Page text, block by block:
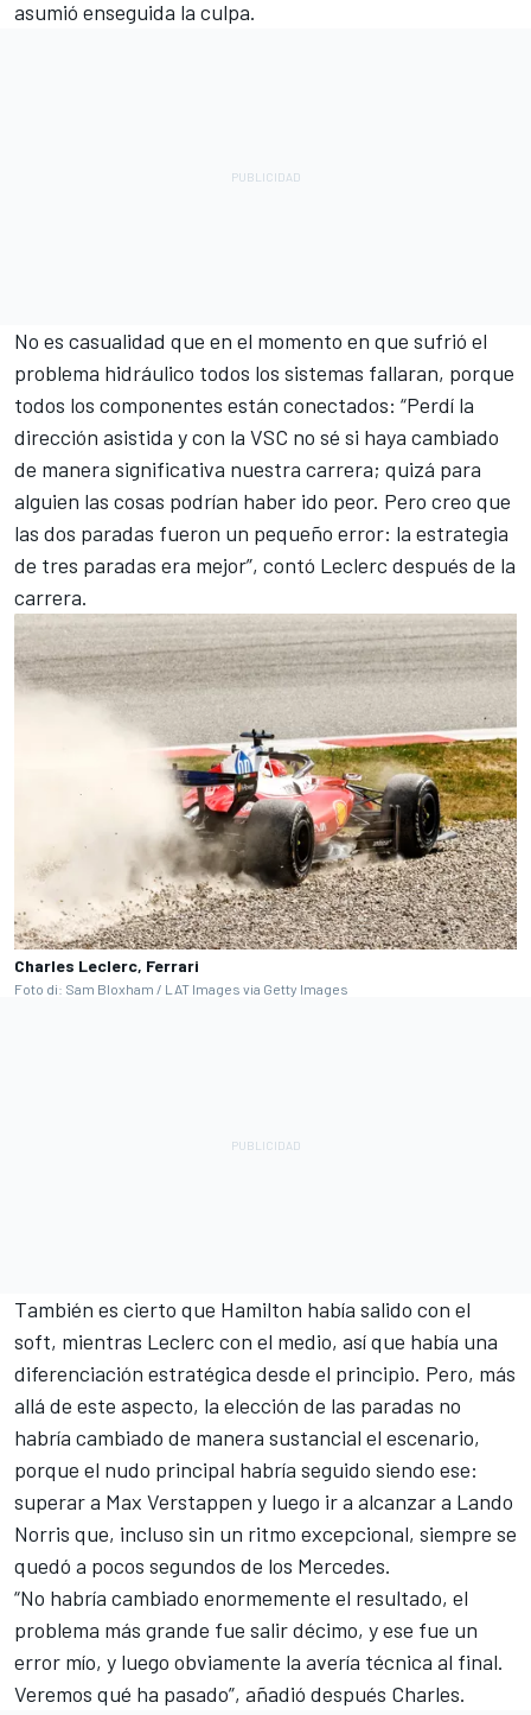
asumió enseguida la culpa.
No es casualidad que en el momento en que sufrió el
problema hidráulico todos los sistemas fallaran, porque
todos los componentes están conectados: “Perdí la
dirección asistida y con la VSC no sé si haya cambiado
de manera significativa nuestra carrera; quizá para
alguien las cosas podrían haber ido peor. Pero creo que
las dos paradas fueron un pequeño error: la estrategia
de tres paradas era mejor”, contó Leclerc después de la
carrera.
Charles Leclerc, Ferrari
Foto di: Sam Bloxham / LAT Images via Getty Images
También es cierto que Hamilton había salido con el
soft, mientras Leclerc con el medio, así que había una
diferenciación estratégica desde el principio. Pero, más
allá de este aspecto, la elección de las paradas no
habría cambiado de manera sustancial el escenario,
porque el nudo principal habría seguido siendo ese:
superar a Max Verstappen y luego ir a alcanzar a Lando
Norris que, incluso sin un ritmo excepcional, siempre se
quedó a pocos segundos de los Mercedes.
“No habría cambiado enormemente el resultado, el
problema más grande fue salir décimo, y ese fue un
error mío, y luego obviamente la avería técnica al final.
Veremos qué ha pasado”, añadió después Charles.